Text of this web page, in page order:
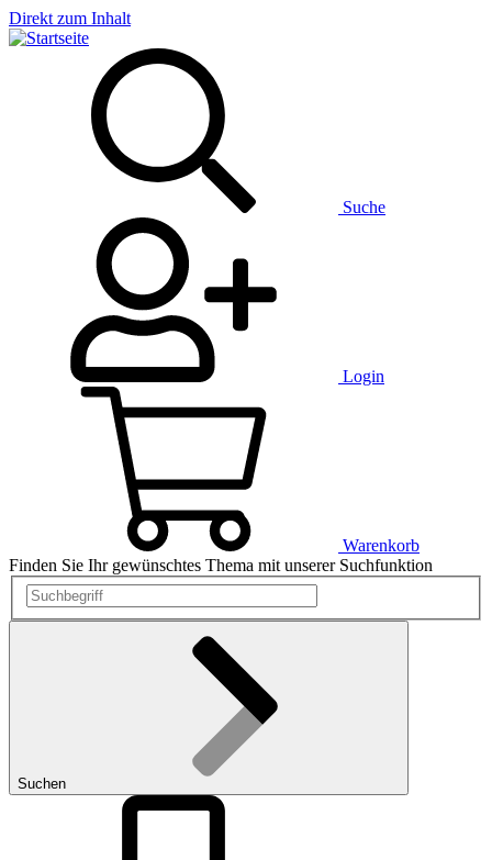
Direkt zum Inhalt
Suche
Login
Warenkorb
Finden Sie Ihr gewünschtes Thema mit unserer Suchfunktion
Suchen